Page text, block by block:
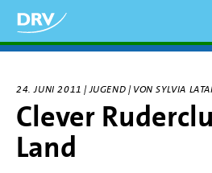
zum
Inhalt
24. JUNI 2011 | JUGEND | VON SYLVIA
Clever
Land